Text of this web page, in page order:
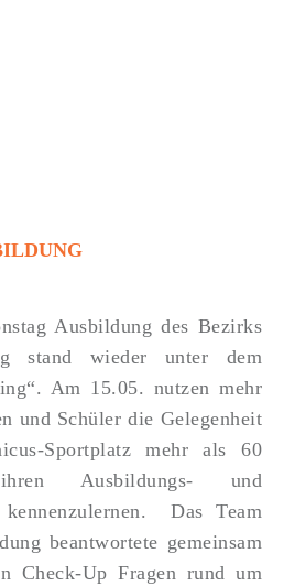
Ausbildung des Bezirks
stand wieder unter dem
Am 15.05. nutzen mehr
und Schüler die Gelegenheit
Sportplatz mehr als 60
Ausbildungs- und
kennenzulernen. Das Team
beantwortete gemeinsam
Check-Up Fragen rund um